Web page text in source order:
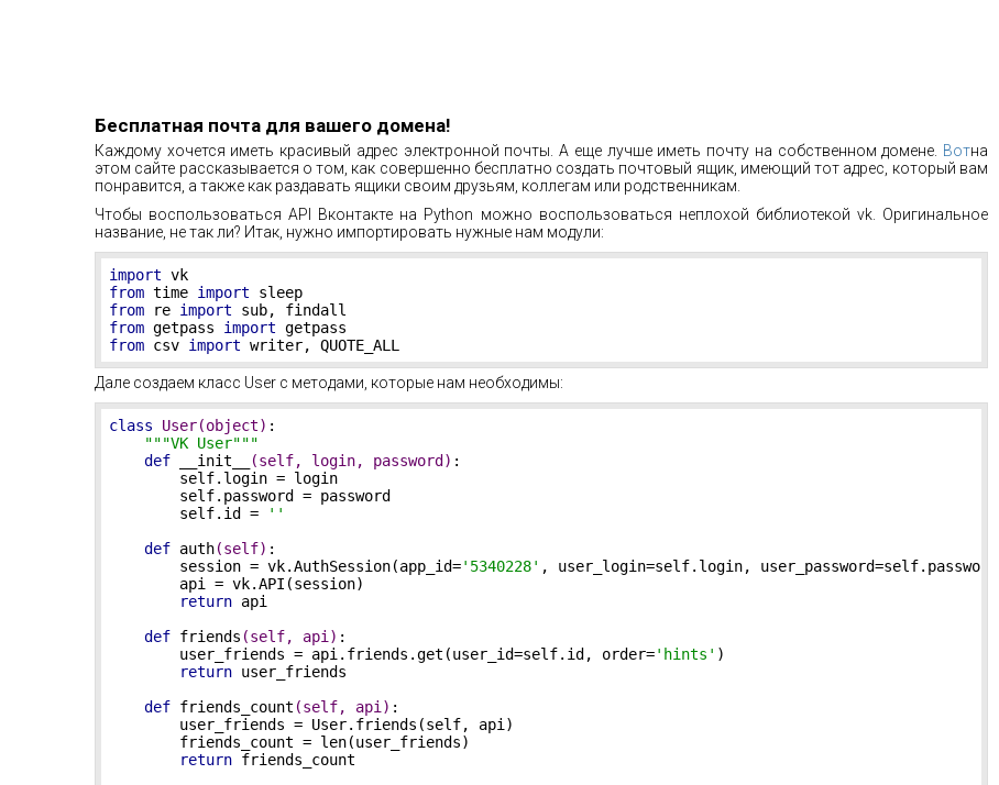
Бесплатная почта для вашего домена!
Каждому хочется иметь красивый адрес электронной почты. А еще лучше иметь почту на собственном домене. Вотна
этом сайте рассказывается о том, как совершенно бесплатно создать почтовый ящик, имеющий тот адрес, который вам
понравится, а также как раздавать ящики своим друзьям, коллегам или родственникам.
Чтобы воспользоваться API Вконтакте на Python можно воспользоваться неплохой библиотекой vk. Оригинальное
название, не так ли? Итак, нужно импортировать нужные нам модули:
import
from time import
from re import
from getpass import
from csv import writer, QUOTE_ALL
Дале создаем класс User с методами, которые нам необходимы:
class User(object) :
"""VK User"""
def
__init__ (self, login, password) :
        self.login = login
        self.password = password
        self.id =
''
def auth(self) :
        session = vk.AuthSession(app_id=
'5340228' , user_login=self.login, user_password=self.password)
        api = vk.API(session)
return api
def friends (self, api) :
        user_friends = api.friends.get(user_id=self.id, order=
'hints' )
return user_friends
def friends_count (self, api) :
        user_friends = User.friends(self, api)
        friends_count = len(user_friends)
return friends_count